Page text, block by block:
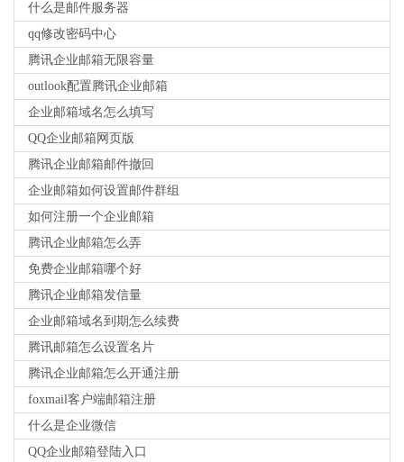
什么是邮件服务器
qq修改密码中心
腾讯企业邮箱无限容量
outlook配置腾讯企业邮箱
企业邮箱域名怎么填写
QQ企业邮箱网页版
腾讯企业邮箱邮件撤回
企业邮箱如何设置邮件群组
如何注册一个企业邮箱
腾讯企业邮箱怎么弄
免费企业邮箱哪个好
腾讯企业邮箱发信量
企业邮箱域名到期怎么续费
腾讯邮箱怎么设置名片
腾讯企业邮箱怎么开通注册
foxmail客户端邮箱注册
什么是企业微信
QQ企业邮箱登陆入口